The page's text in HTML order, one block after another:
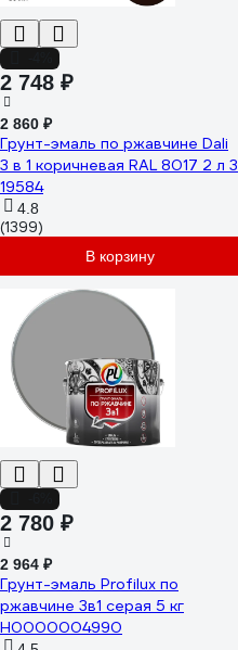
2 748 ₽
2 860 ₽
Грунт-эмаль по ржавчине Dali
3 в 1 коричневая RAL 8017 2 л 3
19584
4.8
(1399)
В корзину
2 780 ₽
2 964 ₽
Грунт-эмаль Profilux по
ржавчине 3в1 серая 5 кг
Н0000004990